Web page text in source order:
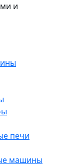
и
печи
машины